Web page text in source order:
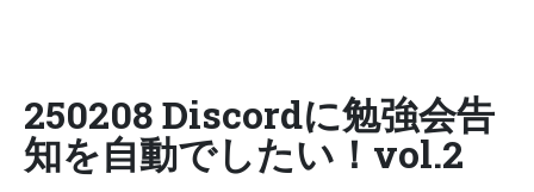
250208 Discordに勉強会告
知を⾃動でしたい！vol.2